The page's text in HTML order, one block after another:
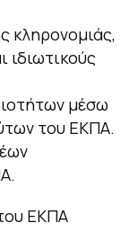
κληρονομιάς,
ιδιωτικούς
μέσω
του ΕΚΠΑ.
ΕΚΠΑ